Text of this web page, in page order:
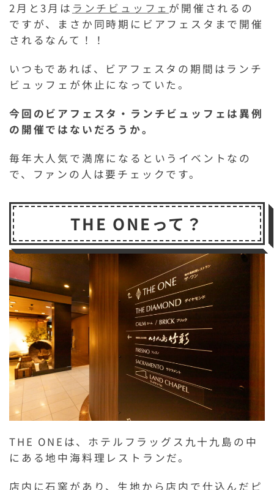
2月と3月は ランチビュッフェ が開催されるの
ですが、まさか同時期にビアフェスタまで開催
されるなんて！！
いつもであれば、ビアフェスタの期間はランチ
ビュッフェが休止になっていた。
今回のビアフェスタ・ランチビュッフェは異例
の開催ではないだろうか。
毎年大人気で満席になるというイベントなの
で、ファンの人は要チェックです。
THE ONEって？
THE ONEは、ホテルフラッグス九十九島の中
にある地中海料理レストランだ。
店内に石窯があり、生地から店内で仕込んだピ